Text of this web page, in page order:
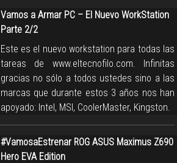
Vamos a Armar PC – El Nuevo WorkStation
Parte 2/2
Este es el nuevo workstation para todas las
tareas de www.eltecnofilo.com. Infinitas
gracias no sólo a todos ustedes sino a las
marcas que durante estos 3 años nos han
apoyado: Intel, MSI, CoolerMaster, Kingston.
#VamosaEstrenar ROG ASUS Maximus Z690
Hero EVA Edition